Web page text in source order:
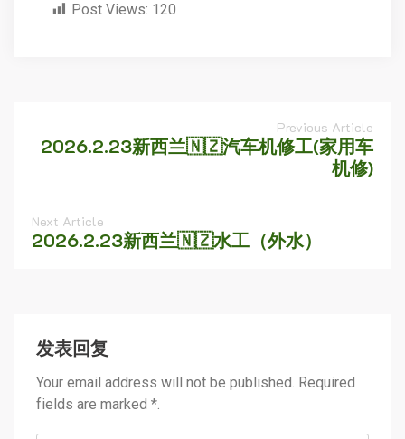
Post Views: 120
Previous Article
2026.2.23新西兰🇳🇿汽车机修工(家用车
机修)
Next Article
2026.2.23新西兰🇳🇿水工（外水）
发表回复
Your email address will not be published. Required
fields are marked *.